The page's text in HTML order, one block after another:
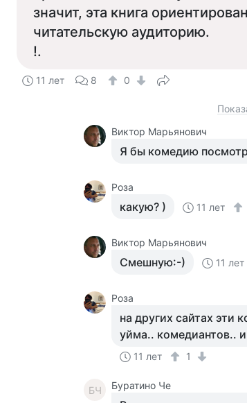
значит, эта книга
читательскую аудиторию.
!.
11 лет 8 0
Виктор Марьянович
Я бы комедию
Роза
какую? ) 11 лет
Виктор Марьянович
Смешную:-) 11 лет
Роза
на других сайтах эти
уйма.. комедиантов..
11 лет 1
БЧ Буратино Че